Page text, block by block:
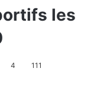
les
4 111